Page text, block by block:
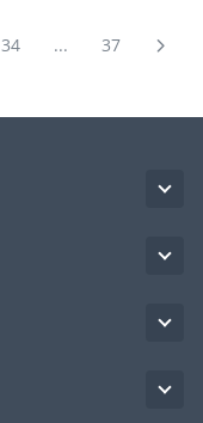
34 ... 37